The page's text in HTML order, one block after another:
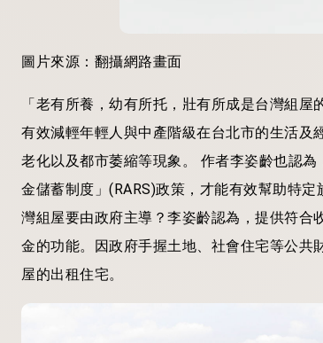
圖片來源：翻攝網路畫面
「老有所養，幼有所托，壯有所成是台灣組
有效減輕年輕人與中產階級在台北市的生活及
老化以及都市萎縮等現象。 作者李姿齡也認
金儲蓄制度」 (RARS)政策，才能有效幫助特定
灣組屋要由政府主導？李姿齡認為，提供符合
金的功能。因政府手握土地、社會住宅等公共
屋的出租住宅。